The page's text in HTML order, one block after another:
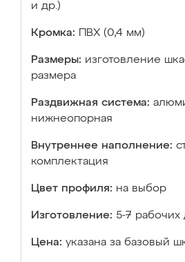
и др.)
Кромка: ПВХ (0,4 мм)
Размеры: изготовление
размера
Раздвижная система:
нижнеопорная
Внутреннее наполнение:
комплектация
Цвет профиля: на выбор
Изготовление: 5-7 рабочих
Цена: указана за базовый